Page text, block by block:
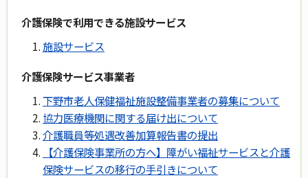
介護保険で利用できる施設サービス
施設サービス
介護保険サービス事業者
下野市老人保健福祉施設整備事業者の募集について
協力医療機関に関する届け出について
介護職員等処遇改善加算報告書の提出
【介護保険事業所の方へ】障がい福祉サービスと介護
保険サービスの移行の手引きについて